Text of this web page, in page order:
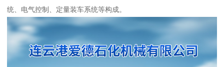
统、电气控制、定量装车系统等构成。